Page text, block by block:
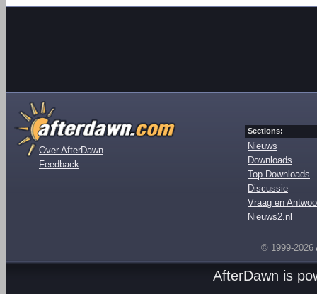
Over AfterDawn
Feedback
Sections:
Nieuws
Downloads
Top Downloads
Discussie
Vraag en
Nieuws2.nl
© 1999-2026
AfterDawn is